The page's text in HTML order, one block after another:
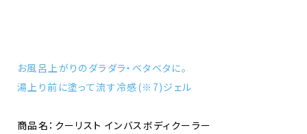
お風呂上がりのダラダラ・ベタベタに。
湯上り前に塗って流す冷感(※7)ジェル
商品名：クーリスト インバスボディクーラー